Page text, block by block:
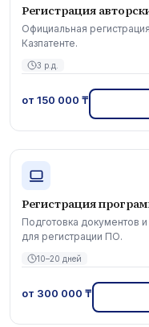
Регистрация
Официальная
Казпатенте.
3 р.д.
от 150 000 ₸
Регистрация
Подготовка документов
для регистрации ПО.
10–20 дней
от 300 000 ₸